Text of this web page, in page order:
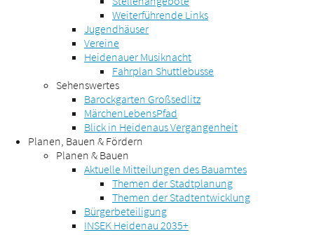
Weiterführende Links
Jugendhäuser
Vereine
Heidenauer Musiknacht
Fahrplan Shuttlebusse
Sehenswertes
Barockgarten Großsedlitz
MärchenLebensPfad
Blick in Heidenaus Vergangenheit
Planen, Bauen & Fördern
Planen & Bauen
Aktuelle Mitteilungen des Bauamtes
Themen der Stadtplanung
Themen der Stadtentwicklung
Bürgerbeteiligung
INSEK Heidenau 2035+